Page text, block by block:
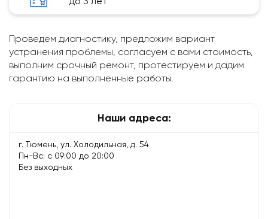
Проведем диагностику, предложим вариант
устранения проблемы, согласуем с вами стоимость,
выполним срочный ремонт, протестируем и дадим
гарантию на выполненные работы.
Наши адреса:
г. Тюмень, ул. Холодильная, д. 54
Пн-Вс: с 09:00 до 20:00
Без выходных